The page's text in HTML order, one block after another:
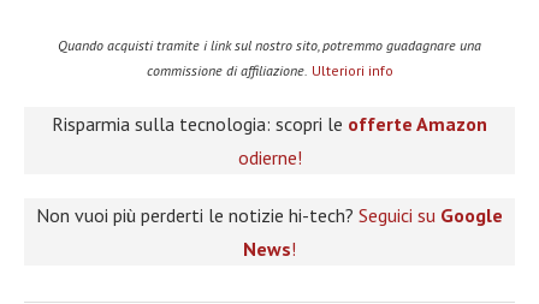
Quando acquisti tramite i link sul nostro sito, potremmo guadagnare una
commissione di affiliazione. Ulteriori info
Risparmia sulla tecnologia: scopri le offerte Amazon
odierne!
Non vuoi più perderti le notizie hi-tech? Seguici su Google
News!